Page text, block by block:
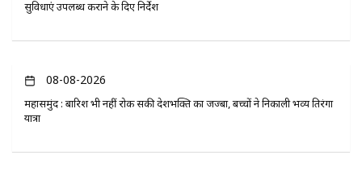
सुविधाएं उपलब्ध कराने के दिए निर्देश
08-08-2026
महासमुंद : बारिश भी नहीं रोक सकी देशभक्ति का जज्बा, बच्चों ने निकाली भव्य तिरंगा
यात्रा